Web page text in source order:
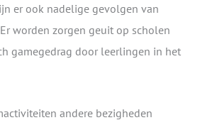
er ook nadelige gevolgen van
worden zorgen geuit op scholen
gamegedrag door leerlingen in het
andere bezigheden